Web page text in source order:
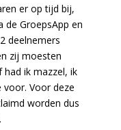
er op tijd bij,
de GroepsApp en
deelnemers
zij moesten
had ik mazzel, ik
Voor deze
worden dus